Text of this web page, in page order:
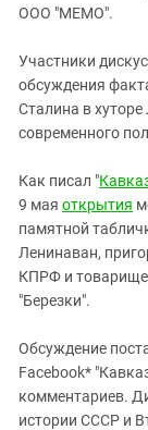
Ростовская
СКФО
Ставропольский
Южная Осетия
Южный Кавказ
ЮФО
ООО "МЕМО".
Участники
обсуждения
Сталина в
современного
Как писал "
9 мая открытия
памятной
Ленинаван,
КПРФ и
"Березки".
Обсуждение
Facebook*
комментариев.
истории СССР и